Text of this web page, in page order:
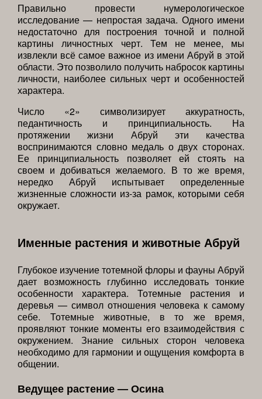
Правильно провести нумерологическое
исследование — непростая задача. Одного имени
недостаточно для построения точной и полной
картины личностных черт. Тем не менее, мы
извлекли всё самое важное из имени Абруй в этой
области. Это позволило получить набросок картины
личности, наиболее сильных черт и особенностей
характера.
Число «2» символизирует аккуратность,
педантичность и принципиальность. На
протяжении жизни Абруй эти качества
воспринимаются словно медаль о двух сторонах.
Ее принципиальность позволяет ей стоять на
своем и добиваться желаемого. В то же время,
нередко Абруй испытывает определенные
жизненные сложности из-за рамок, которыми себя
окружает.
Именные растения и животные Абруй
Глубокое изучение тотемной флоры и фауны Абруй
дает возможность глубинно исследовать тонкие
особенности характера. Тотемные растения и
деревья — символ отношения человека к самому
себе. Тотемные животные, в то же время,
проявляют тонкие моменты его взаимодействия с
окружением. Знание сильных сторон человека
необходимо для гармонии и ощущения комфорта в
общении.
Ведущее растение — Осина